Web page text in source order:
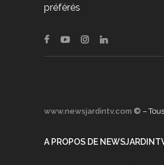
préférés
www.newsjardintv.com © –
A PROPOS DE